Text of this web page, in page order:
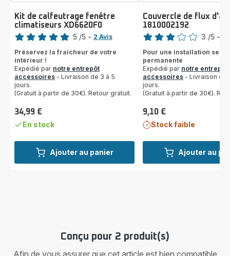
Ajouter au panier
Kit de calfeutrage fenêtre
climatiseurs XD6620F0
Note
5
étoiles
(moyenne)
5 /5 - 2 Avis
Préservez la fraicheur de votre
intérieur !
Expédié par notre entrepôt
accessoires - Livraison de 3 à 5
jours.
(Gratuit à partir de 30€). Retour gratuit.
Prix
34,99 €
En stock
Ajouter au
Couvercle de flux d'air
1810002192
Note
3
étoiles
(moyenne)
3 /5 -
Pour une installation semi-
permanente
Expédié par notre entrepôt
accessoires - Livraison de
jours.
(Gratuit à partir de 30€).
Prix
9,10 €
Stock faible
Conçu pour 2 produit(s)
Afin de vous assurer que cet article est bien compatible